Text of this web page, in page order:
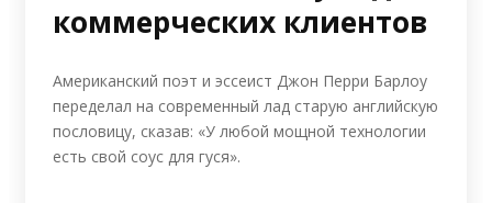
коммерческих клиентов
Американский поэт и эссеист Джон Перри Барлоу
переделал на современный лад старую английскую
пословицу, сказав: «У любой мощной технологии
есть свой соус для гуся».